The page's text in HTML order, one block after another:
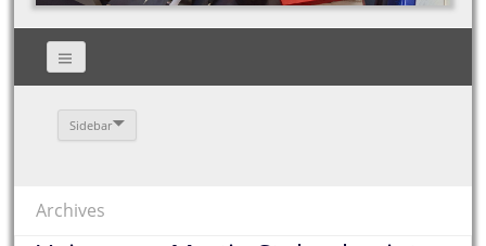
Sidebar
Archives